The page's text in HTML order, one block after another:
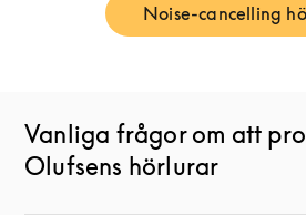
Noise-cancelling
Link
Vanliga frågor om att
Olufsens hörlurar